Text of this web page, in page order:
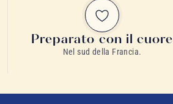
Preparato con il cuore
Nel sud della Francia.